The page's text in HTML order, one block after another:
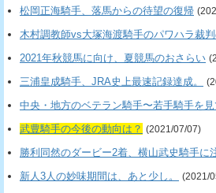
松岡正海騎手、落馬からの待望の復帰
木村調教師vs大塚海渡騎手のパワハラ裁
2021年秋競馬に向け、夏競馬のおさらい
三浦皇成騎手、JRA史上最速記録達成。
中央・地方のベテラン騎手〜若手騎手を見
武豊騎手の今後の動向は？ (2021/07/07)
勝利同然のダービー2着、横山武史騎手に
新人3人の妙味期間は、あと少し。 (2021/